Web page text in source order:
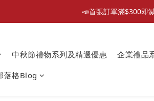
📣首張訂單滿$300即
📣首張訂單滿$300即
📦折後付款滿$300免運費
中秋節禮物系列及精選優惠 企業禮品
落格Blog